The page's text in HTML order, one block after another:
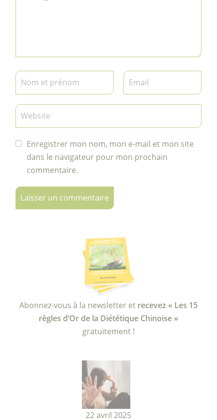
Enregistrer mon nom, mon e-mail et mon site
dans le navigateur pour mon prochain
commentaire.
Abonnez-vous à la newsletter et recevez « Les 15
règles d’Or de la Diététique Chinoise »
gratuitement !
22 avril 2025